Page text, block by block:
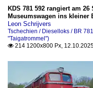
KDS 781 592 rangiert am
Museumswagen ins kleiner
Leon Schrijvers
Tschechien / Dieselloks / BR
"Taigatrommel")
 214 1200x800 Px,